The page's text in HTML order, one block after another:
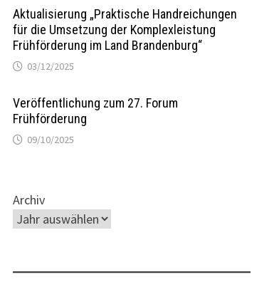
Aktualisierung „Praktische Handreichungen
für die Umsetzung der Komplexleistung
Frühförderung im Land Brandenburg“
03/12/2025
Veröffentlichung zum 27. Forum
Frühförderung
09/10/2025
Archiv